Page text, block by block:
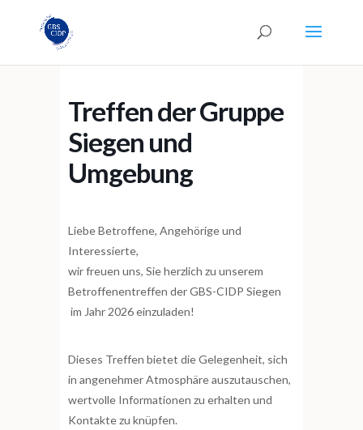
Treffen der Gruppe
Siegen und
Umgebung
Liebe Betroffene, Angehörige und
Interessierte,
wir freuen uns, Sie herzlich zu unserem
Betroffenentreffen der GBS-CIDP Siegen
im Jahr 2026 einzuladen!
Dieses Treffen bietet die Gelegenheit, sich
in angenehmer Atmosphäre auszutauschen,
wertvolle Informationen zu erhalten und
Kontakte zu knüpfen.